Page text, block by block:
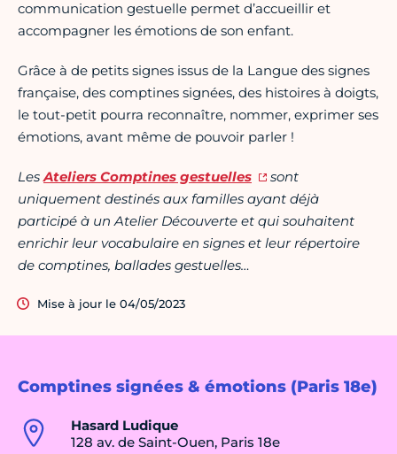
Comptines signées & émotions (Paris 18e)
Hasard Ludique
128 av. de Saint-Ouen, Paris 18e
communication gestuelle permet d’accueillir et
accompagner les émotions de son enfant.
Grâce à de petits signes issus de la Langue des signes
française, des comptines signées, des histoires à doigts,
le tout-petit pourra reconnaître, nommer, exprimer ses
émotions, avant même de pouvoir parler !
LesAteliers Comptines gestuelles
sont
uniquement destinés aux familles ayant déjà
participé à un Atelier Découverte et qui souhaitent
enrichir leur vocabulaire en signes et leur répertoire
de comptines, ballades gestuelles…
Mise à jour le 04/05/2023